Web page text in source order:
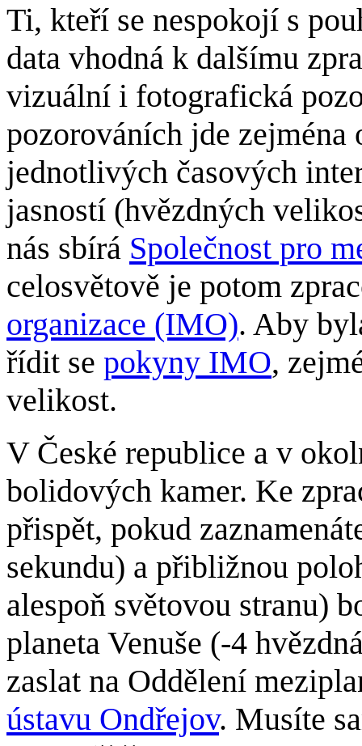
Ti, kteří se nespokojí s
data vhodná k dalšímu
vizuální i fotografická
pozorováních jde zejména
jednotlivých časových
jasností (hvězdných
nás sbírá Společnost pro
celosvětově je potom
organizace (IMO). Aby
řídit se pokyny IMO,
velikost.
V České republice a v
bolidových kamer. Ke
přispět, pokud
sekundu) a přibližnou
alespoň světovou stranu)
planeta Venuše (-4
zaslat na Oddělení
ústavu Ondřejov. Musíte